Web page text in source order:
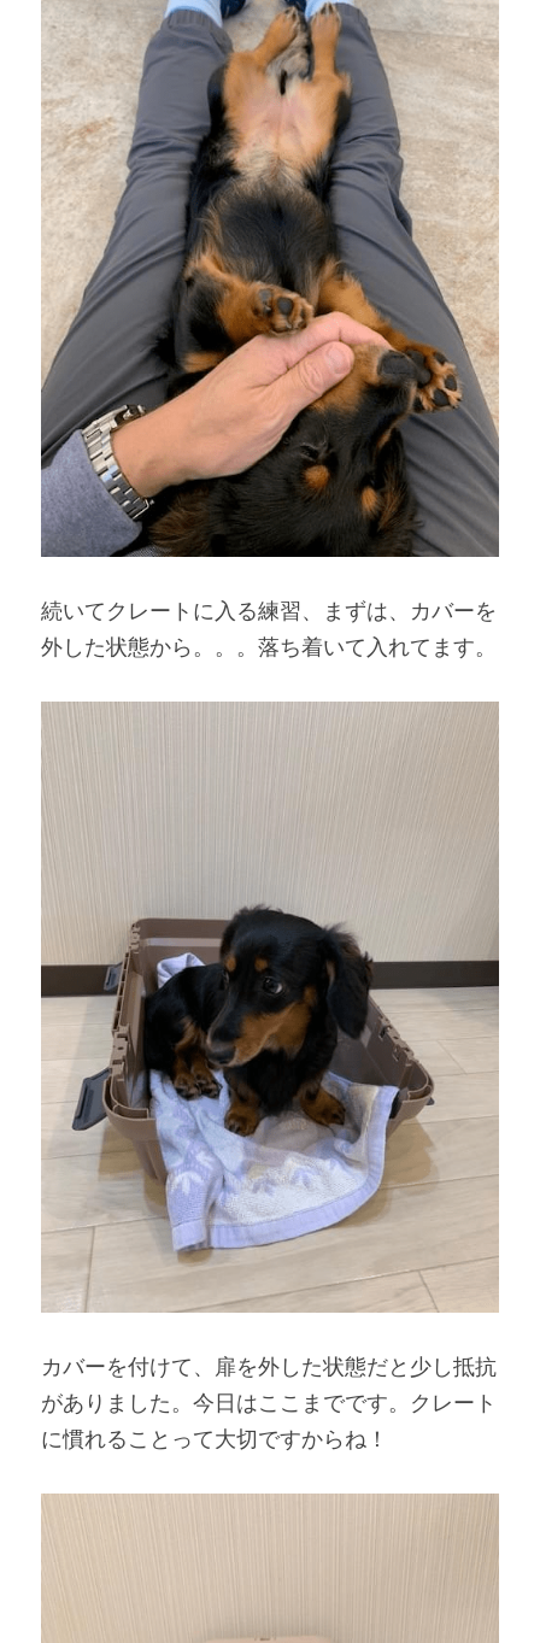
続いてクレートに入る練習、まずは、カバーを
外した状態から。。。落ち着いて入れてます。
カバーを付けて、扉を外した状態だと少し抵抗
がありました。今日はここまでです。クレート
に慣れることって大切ですからね！